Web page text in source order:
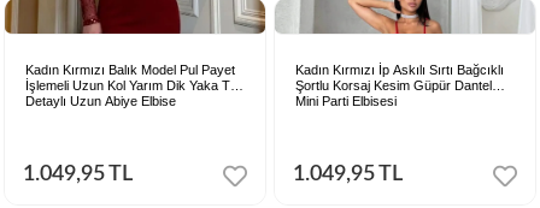
Kadın Kırmızı Balık Model Pul Payet
İşlemeli Uzun Kol Yarım Dik Yaka Tül
Detaylı Uzun Abiye Elbise
1.049,95 TL
Kadın Kırmızı İp Askılı Sırtı Bağcıklı
Şortlu Korsaj Kesim Güpür Dantel
Mini Parti Elbisesi
1.049,95 TL